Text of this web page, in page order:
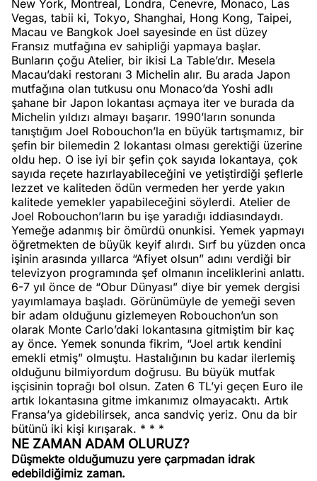
New York, Montreal, Londra, Cenevre, Monaco, Las
Vegas, tabii ki, Tokyo, Shanghai, Hong Kong, Taipei,
Macau ve Bangkok Joel sayesinde en üst düzey
Fransız mutfağına ev sahipliği yapmaya başlar.
Bunların çoğu Atelier, bir ikisi La Table’dır. Mesela
Macau’daki restoranı 3 Michelin alır. Bu arada Japon
mutfağına olan tutkusu onu Monaco’da Yoshi adlı
şahane bir Japon lokantası açmaya iter ve burada da
Michelin yıldızı almayı başarır. 1990’ların sonunda
tanıştığım Joel Robouchon’la en büyük tartışmamız, bir
şefin bir bilemedin 2 lokantası olması gerektiği üzerine
oldu hep. O ise iyi bir şefin çok sayıda lokantaya, çok
sayıda reçete hazırlayabileceğini ve yetiştirdiği şeflerle
lezzet ve kaliteden ödün vermeden her yerde yakın
kalitede yemekler yapabileceğini söylerdi. Atelier de
Joel Robouchon’ların bu işe yaradığı iddiasındaydı.
Yemeğe adanmış bir ömürdü onunkisi. Yemek yapmayı
öğretmekten de büyük keyif alırdı. Sırf bu yüzden onca
işinin arasında yıllarca “Afiyet olsun” adını verdiği bir
televizyon programında şef olmanın inceliklerini anlattı.
6-7 yıl önce de “Obur Dünyası” diye bir yemek dergisi
yayımlamaya başladı. Görünümüyle de yemeği seven
bir adam olduğunu gizlemeyen Robouchon’un son
olarak Monte Carlo’daki lokantasına gitmiştim bir kaç
ay önce. Yemek sonunda fikrim, “Joel artık kendini
emekli etmiş” olmuştu. Hastalığının bu kadar ilerlemiş
olduğunu bilmiyordum doğrusu. Bu büyük mutfak
işçisinin toprağı bol olsun. Zaten 6 TL’yi geçen Euro ile
artık lokantasına gitme imkanımız olmayacaktı. Artık
Fransa’ya gidebilirsek, anca sandviç yeriz. Onu da bir
bütünü iki kişi kırışarak. * * *
NE ZAMAN ADAM OLURUZ?
Düşmekte olduğumuzu yere çarpmadan idrak
edebildiğimiz zaman.